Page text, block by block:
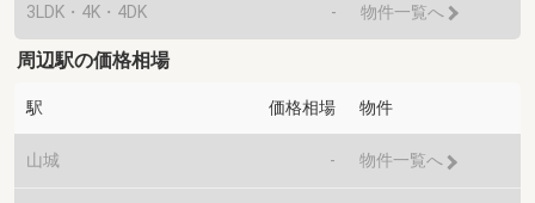
3LDK・4K・4DK - 物件一覧へ
周辺駅の価格相場
駅 価格相場 物件
山城 - 物件一覧へ